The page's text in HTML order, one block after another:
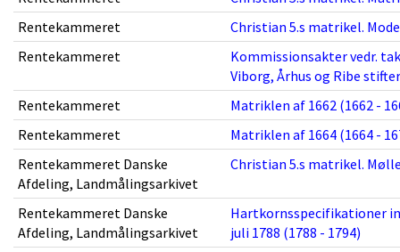
Rentekammeret
Christian 5.s matrikel.
Rentekammeret
Kommissionsakter vedr.
Viborg, Århus og Ribe
Rentekammeret
Matriklen af 1662 (1662 -
Rentekammeret
Matriklen af 1664 (1664 -
Rentekammeret Danske
Afdeling, Landmålingsarkivet
Christian 5.s matrikel.
Rentekammeret Danske
Afdeling, Landmålingsarkivet
Hartkornsspecifikationer
juli 1788 (1788 - 1794)